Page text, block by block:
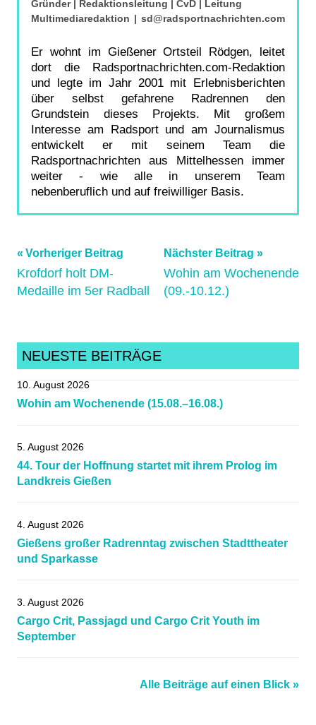
Gründer | Redaktionsleitung | CvD | Leitung
Multimediaredaktion | sd@radsportnachrichten.com
Er wohnt im Gießener Ortsteil Rödgen, leitet
dort die Radsportnachrichten.com-Redaktion
und legte im Jahr 2001 mit Erlebnisberichten
über selbst gefahrene Radrennen den
Grundstein dieses Projekts. Mit großem
Interesse am Radsport und am Journalismus
entwickelt er mit seinem Team die
Radsportnachrichten aus Mittelhessen immer
weiter - wie alle in unserem Team
nebenberuflich und auf freiwilliger Basis.
Schlagwörter:
cx,
Cyclo-
Radsportnachrichten,
Weltmeisterschaft,
WM
Beitragsnavigation
Vorheriger Beitrag
Krofdorf holt DM-
Medaille im 5er Radball
Nächster Beitrag
Wohin am Wochenende
(09.-10.12.)
NEUESTE BEITRÄGE
10. August 2026
Wohin am Wochenende (15.08.–16.08.)
5. August 2026
44. Tour der Hoffnung startet mit ihrem Prolog im
Landkreis Gießen
4. August 2026
Gießens großer Radrenntag zwischen Stadttheater
und Sparkasse
3. August 2026
Cargo Crit, Passjagd und Cargo Crit Youth im
September
Alle Beiträge auf einen Blick »